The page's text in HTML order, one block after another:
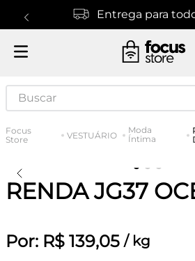
Entrega para
Buscar
VESTUÁRIO
Moda
Íntima
RENDA JG37
Por: R$ 139,05 / kg